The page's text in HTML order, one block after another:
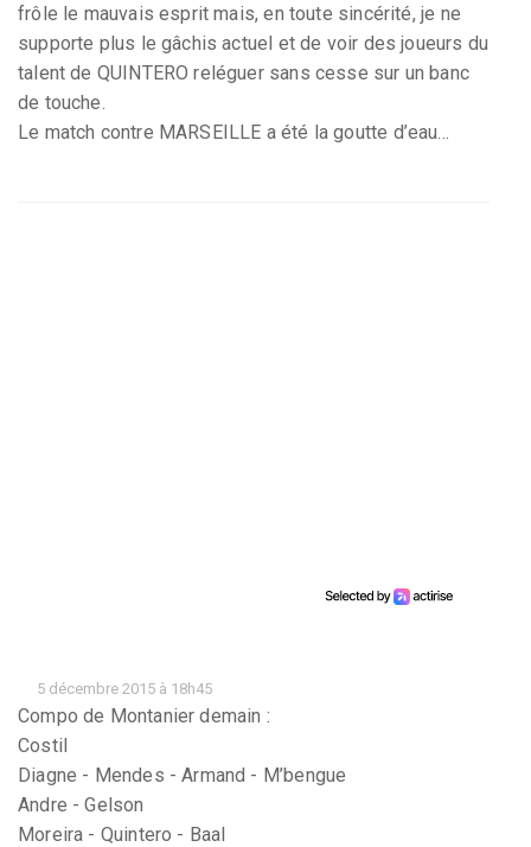
frôle le mauvais esprit mais, en toute sincérité, je ne
supporte plus le gâchis actuel et de voir des joueurs du
talent de QUINTERO reléguer sans cesse sur un banc
de touche.
Le match contre MARSEILLE a été la goutte d’eau...
5 décembre 2015 à 18h45
Compo de Montanier demain :
Costil
Diagne - Mendes - Armand - M’bengue
Andre - Gelson
Moreira - Quintero - Baal